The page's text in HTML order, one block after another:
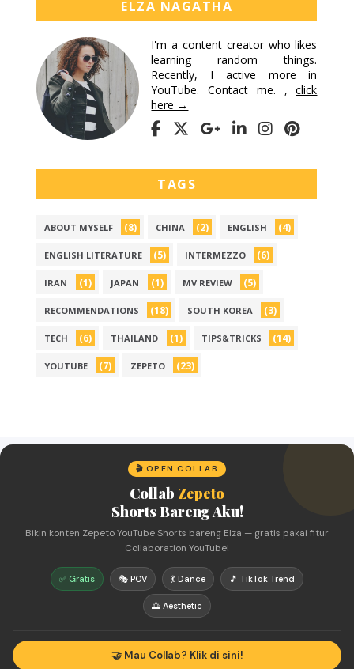
ELZA NAGATHA
I'm a content creator who likes
learning random things.
Recently, I active more in
YouTube. Contact me. ,click
here →
TAGS
ABOUT MYSELF (8) CHINA (2) ENGLISH (4)
ENGLISH LITERATURE (5) INTERMEZZO (6)
IRAN (1) JAPAN (1) MV REVIEW (5)
RECOMMENDATIONS (18) SOUTH KOREA (3)
TECH (6) THAILAND (1) TIPS&TRICKS (14)
YOUTUBE (7) ZEPETO (23)
🎬 OPEN COLLAB
Collab Zepeto
Shorts Bareng Aku!
Bikin konten Zepeto YouTube Shorts bareng Elza — gratis pakai fitur
Collaboration YouTube!
✅ Gratis 🎭 POV 💃 Dance 🎵 TikTok Trend
🌅 Aesthetic
🤝 Mau Collab? Klik di sini!